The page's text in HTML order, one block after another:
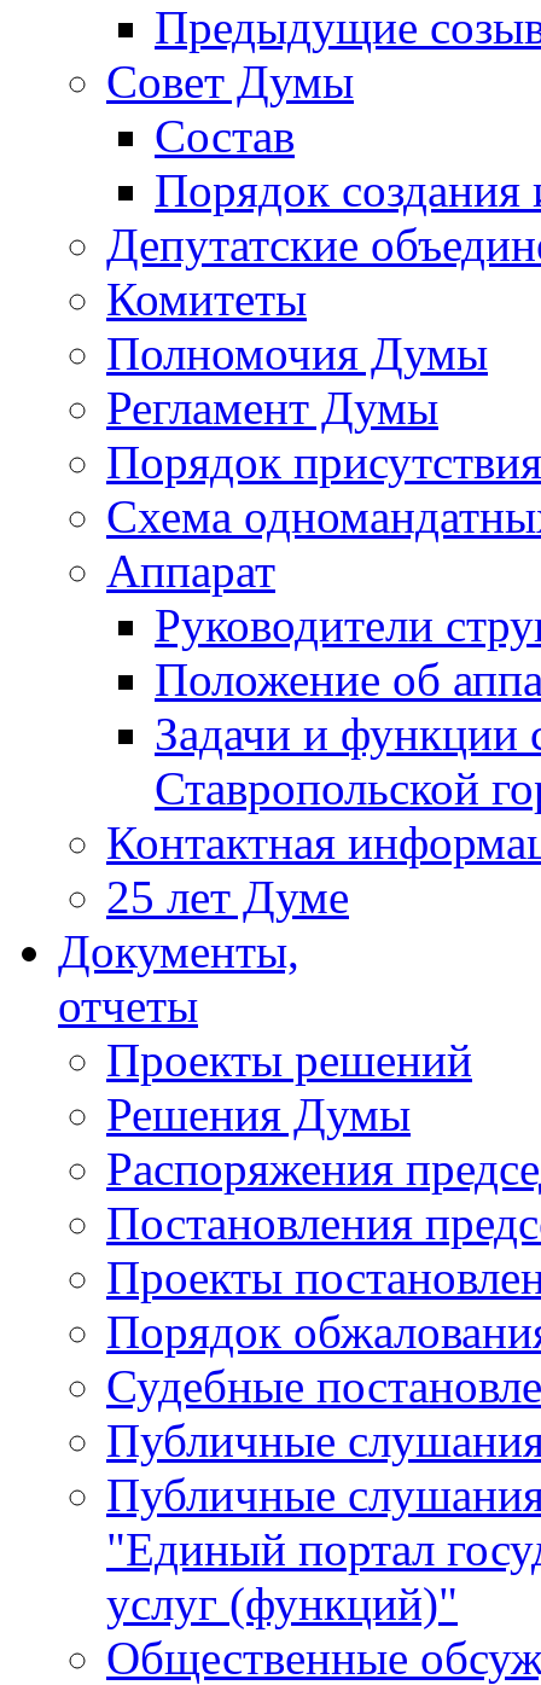
Предыдущие
Совет Думы
Состав
Порядок создания
Депутатские
Комитеты
Полномочия Думы
Регламент Думы
Порядок
Схема
Аппарат
Руководители
Положение об
Задачи и функции
Ставропольской
Контактная
25 лет Думе
Документы,
отчеты
Проекты решений
Решения Думы
Распоряжения
Постановления
Проекты
Порядок
Судебные
Публичные
Публичные
"Единый портал
услуг (функций)"
Общественные